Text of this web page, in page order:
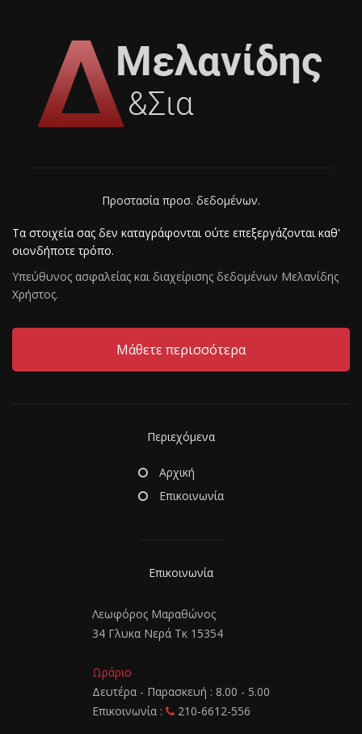
Προστασία προσ. δεδομένων.
Τα στοιχεία σας δεν καταγράφονται ούτε επεξεργάζoνται καθ'
οιονδήποτε τρόπο.
Υπεύθυνος ασφαλείας και διαχείρισης δεδομένων Mελανίδης
Χρήστος.
Μάθετε περισσότερα
Περιεχόμενα
Αρχική
Επικοινωνία
Επικοινωνία
Λεωφόρος Μαραθώνος
34 Γλυκα Νερά Τκ 15354
Ωράριο
Δευτέρα - Παρασκευή : 8.00 - 5.00
Επικοινωνία :
210-6612-556